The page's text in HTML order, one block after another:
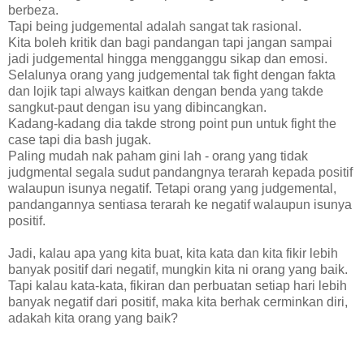
berbeza.
Tapi being judgemental adalah sangat tak rasional.
Kita boleh kritik dan bagi pandangan tapi jangan sampai
jadi judgemental hingga mengganggu sikap dan emosi.
Selalunya orang yang judgemental tak fight dengan fakta
dan lojik tapi always kaitkan dengan benda yang takde
sangkut-paut dengan isu yang dibincangkan.
Kadang-kadang dia takde strong point pun untuk fight the
case tapi dia bash jugak.
Paling mudah nak paham gini lah - orang yang tidak
judgmental segala sudut pandangnya terarah kepada positif
walaupun isunya negatif. Tetapi orang yang judgemental,
pandangannya sentiasa terarah ke negatif walaupun isunya
positif.
Jadi, kalau apa yang kita buat, kita kata dan kita fikir lebih
banyak positif dari negatif, mungkin kita ni orang yang baik.
Tapi kalau kata-kata, fikiran dan perbuatan setiap hari lebih
banyak negatif dari positif, maka kita berhak cerminkan diri,
adakah kita orang yang baik?